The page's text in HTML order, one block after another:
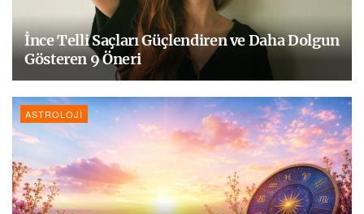
İnce Telli Saçları Güçlendiren ve Daha Dolgun
Gösteren 9 Öneri
ASTROLOJI